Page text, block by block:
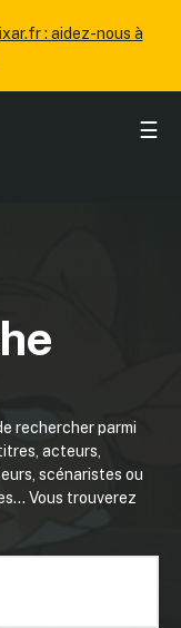
: aidez-nous à
☰
rechercher parmi
acteurs,
scénaristes ou
Vous trouverez